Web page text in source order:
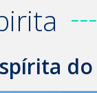
do